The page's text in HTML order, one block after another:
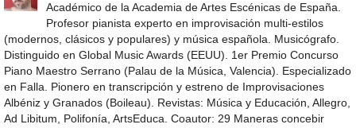
Académico de la Academia de Artes Escénicas de España.
Profesor pianista experto en improvisación multi-estilos
(modernos, clásicos y populares) y música española. Musicógrafo.
Distinguido en Global Music Awards (EEUU). 1er Premio Concurso
Piano Maestro Serrano (Palau de la Música, Valencia). Especializado
en Falla. Pionero en transcripción y estreno de Improvisaciones
Albéniz y Granados (Boileau). Revistas: Música y Educación, Allegro,
Ad Libitum, Polifonía, ArtsEduca. Coautor: 29 Maneras concebir